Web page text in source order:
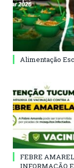
Alimentação
FEBRE
INFORMAÇÃO E